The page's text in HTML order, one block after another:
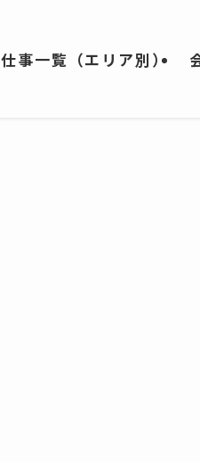
仕事一覧（エリア別）